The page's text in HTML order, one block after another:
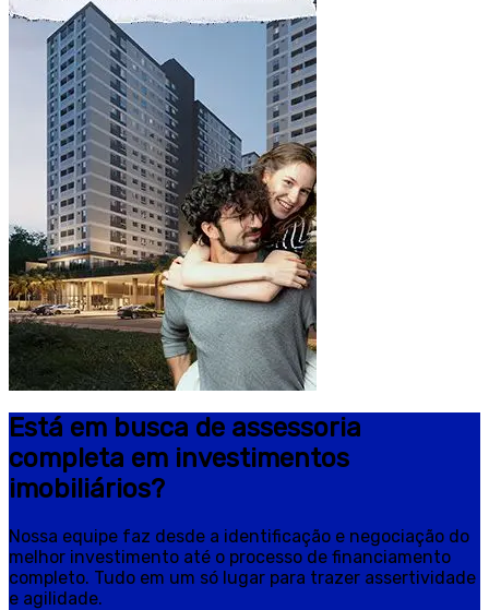
Está em busca de assessoria
completa em investimentos
imobiliários?
Nossa equipe faz desde a identificação e negociação do
melhor investimento até o processo de financiamento
completo. Tudo em um só lugar para trazer assertividade
e agilidade.